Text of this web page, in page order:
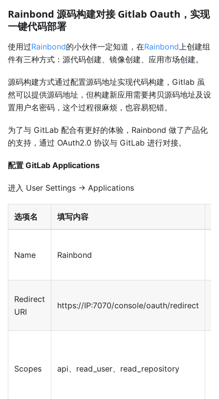
Rainbond 源码构建对接 Gitlab Oauth，实现
一键代码部署
使用过Rainbond的小伙伴一定知道，在Rainbond上创建组
件有三种方式：源代码创建、镜像创建、应用市场创建。
源码构建方式通过配置源码地址实现代码构建，Gitlab 虽
然可以提供源码地址，但构建新应用需要拷贝源码地址及设
置用户名密码，这个过程很麻烦，也容易犯错。
为了与 GitLab 配合有更好的体验，Rainbond 做了产品化
的支持，通过 OAuth2.0 协议与 GitLab 进行对接。
配置 GitLab Applications
进入 User Settings → Applications
选项名 填写内容
Name Rainbond
Redirect
URI
https://IP:7070/console/oauth/redirect
Scopes api、read_user、read_repository